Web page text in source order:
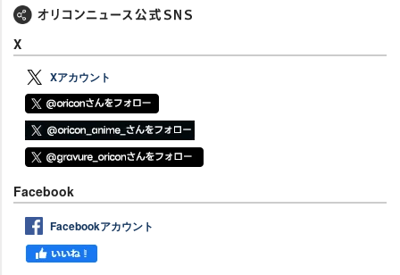
X
Xアカウント
Facebook
Facebookアカウント